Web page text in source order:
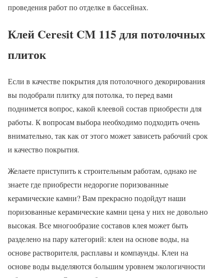
проведения работ по отделке в бассейнах.
Клей Ceresit CM 115 для потолочных
плиток
Если в качестве покрытия для потолочного декорирования
вы подобрали плитку для потолка, то перед вами
поднимется вопрос, какой клеевой состав приобрести для
работы. К вопросам выбора необходимо подходить очень
внимательно, так как от этого может зависеть рабочий срок
и качество покрытия.
Желаете приступить к строительным работам, однако не
знаете где приобрести недорогие поризованные
керамические камни? Вам прекрасно подойдут наши
поризованные керамические камни цена у них не довольно
высокая. Все многообразие составов клея может быть
разделено на пару категорий: клеи на основе воды, на
основе растворителя, расплавы и компаунды. Клеи на
основе воды выделяются большим уровнем экологичности